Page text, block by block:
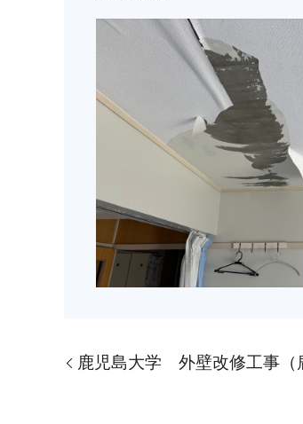
鹿児島大学 外壁改修工事（